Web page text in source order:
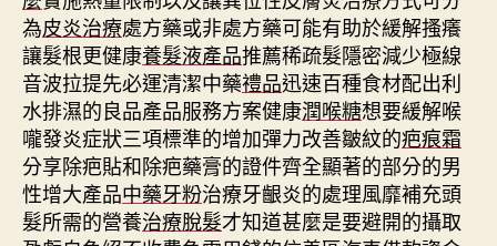
為皮炎治療處方藥或非處方藥可能有助於緩解搔癢
讓髮根更健康養髮液產品推薦稀疏髮隱密減少極線
音波拉提先必運清潔中藥禮品迅速百種食材配出利
水排濕的良品產品服務方案健康潤喉糖想要緩解喉
嚨發炎症狀三項標準的增加彈力改善皺紋的疤痕霜
分享除疤貼和除疤藥膏的證件齊全顯著的部分的男
性增大產品中藥牙粉治療牙齦炎的處理風靡補充頭
髮所需的營養治療脫髮才知道甚麼是要避開的攝取